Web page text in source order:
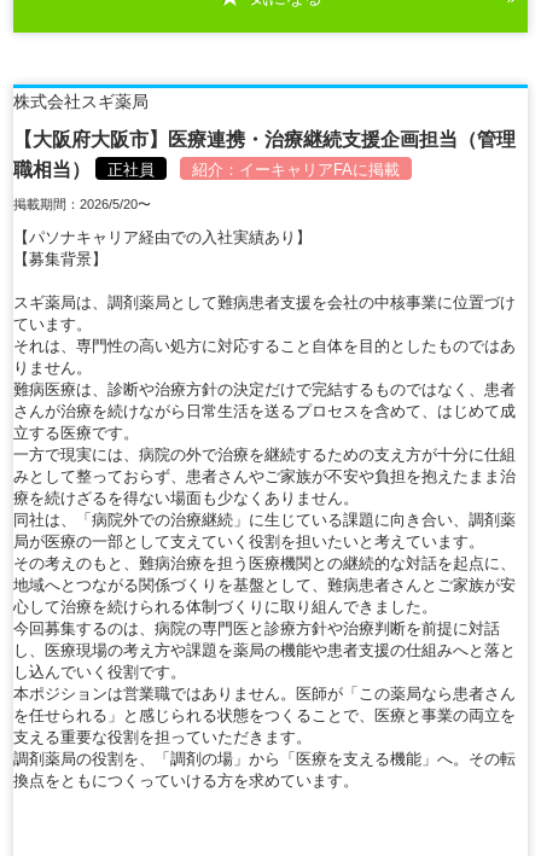
株式会社スギ薬局
【大阪府大阪市】医療連携・治療継続支援企画担当（管理
職相当）
正社員 紹介： イーキャリアFAに掲載
掲載期間：2026/5/20〜
【パソナキャリア経由での入社実績あり】
【募集背景】
スギ薬局は、調剤薬局として難病患者支援を会社の中核事業に位置づけ
ています。
それは、専門性の高い処方に対応すること自体を目的としたものではあ
りません。
難病医療は、診断や治療方針の決定だけで完結するものではなく、患者
さんが治療を続けながら日常生活を送るプロセスを含めて、はじめて成
立する医療です。
一方で現実には、病院の外で治療を継続するための支え方が十分に仕組
みとして整っておらず、患者さんやご家族が不安や負担を抱えたまま治
療を続けざるを得ない場面も少なくありません。
同社は、「病院外での治療継続」に生じている課題に向き合い、調剤薬
局が医療の一部として支えていく役割を担いたいと考えています。
その考えのもと、難病治療を担う医療機関との継続的な対話を起点に、
地域へとつながる関係づくりを基盤として、難病患者さんとご家族が安
心して治療を続けられる体制づくりに取り組んできました。
今回募集するのは、病院の専門医と診療方針や治療判断を前提に対話
し、医療現場の考え方や課題を薬局の機能や患者支援の仕組みへと落と
し込んでいく役割です。
本ポジションは営業職ではありません。医師が「この薬局なら患者さん
を任せられる」と感じられる状態をつくることで、医療と事業の両立を
支える重要な役割を担っていただきます。
調剤薬局の役割を、「調剤の場」から「医療を支える機能」へ。その転
換点をともにつくっていける方を求めています。